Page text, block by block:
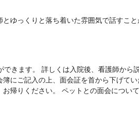
ゆっくりと落ち着いた雰囲気で話すこと
きます。 詳しくは入院後、看護師から
にご記入の上、面会証を首から下げてい
帰りください。 ペットとの面会につい